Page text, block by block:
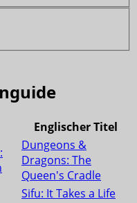
Englischer Titel
Dungeons &
Dragons: The
Queen's Cradle
Sifu: It Takes a Life